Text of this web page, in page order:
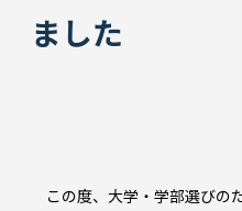
ました
この度、大学・学部選びの